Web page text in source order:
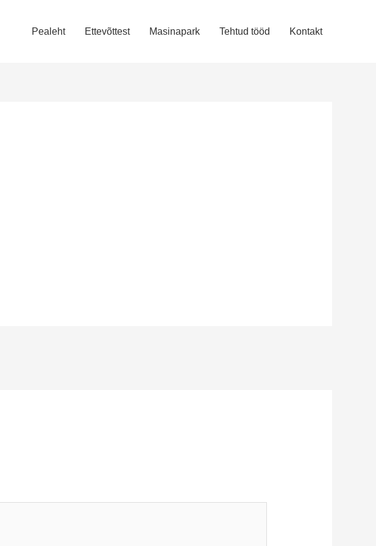
Pealeht Ettevõttest Masinapark Tehtud tööd Kontakt